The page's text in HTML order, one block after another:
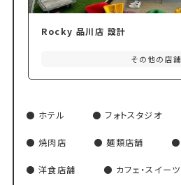
Rocky 品川店 設計
その他の店舗
ホテル フォトスタジオ
焼肉店 麺類店舗
洋食店舗 カフェ・スイーツ